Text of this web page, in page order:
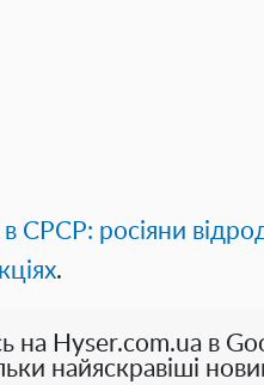
в СРСР: росіяни
.
на Hyser.com.ua в
найяскравіші